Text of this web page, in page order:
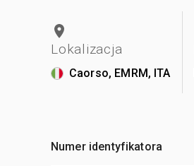
Lokalizacja
Caorso, EMRM, ITA
Numer identyfikatora